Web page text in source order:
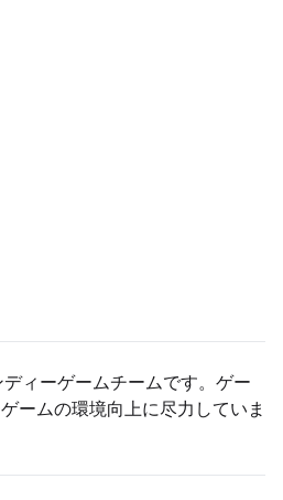
ィーゲームチームです。ゲー
ームの環境向上に尽力していま